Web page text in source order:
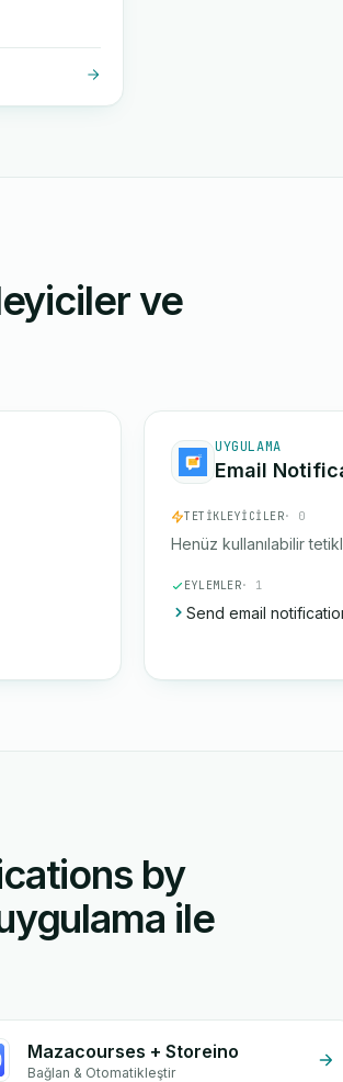
ve
UYGULAMA
Email
TETIKLEYICILER· 0
Henüz kullanılabilir
EYLEMLER· 1
Send email
by
ile
Mazacourses + Storeino
Bağlan & Otomatikleştir